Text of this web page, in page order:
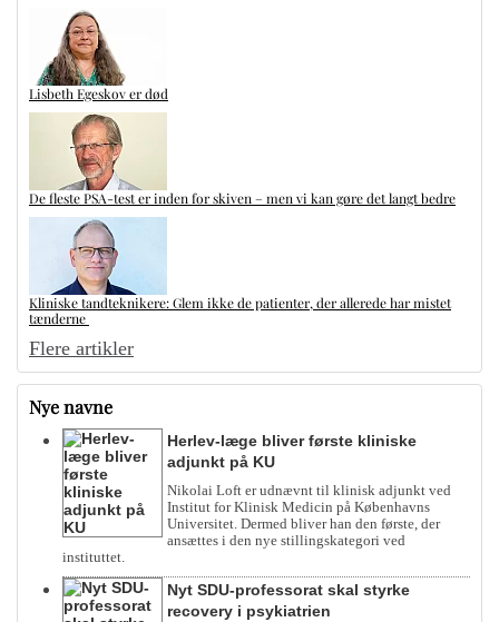
Lisbeth Egeskov er død
De fleste PSA-test er inden for skiven – men vi kan gøre det langt bedre
Kliniske tandteknikere: Glem ikke de patienter, der allerede har mistet
tænderne
Flere artikler
Nye navne
Herlev-læge bliver første kliniske
adjunkt på KU
Nikolai Loft er udnævnt til klinisk adjunkt ved
Institut for Klinisk Medicin på Københavns
Universitet. Dermed bliver han den første, der
ansættes i den nye stillingskategori ved
instituttet.
Nyt SDU-professorat skal styrke
recovery i psykiatrien